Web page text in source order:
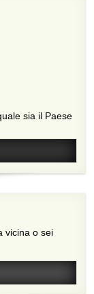
sia il Paese